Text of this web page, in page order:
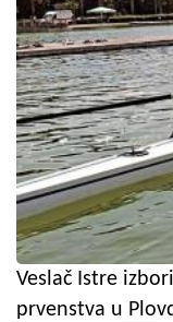
Veslač Istre
prvenstva u